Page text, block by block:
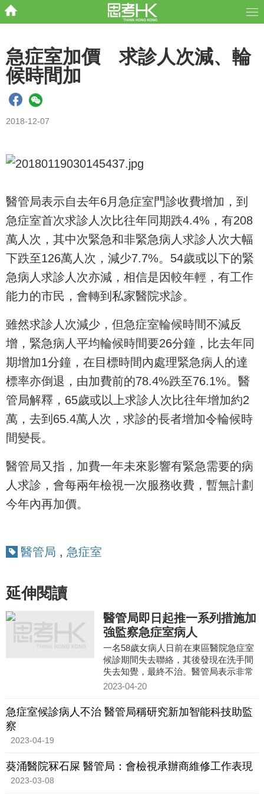
急症室加價 求診人次減、輪
候時間加
2018-12-07
醫管局表示自去年6月急症室門診收費增加，到
急症室首次求診人次比往年同期跌4.4%，有208
萬人次，其中次緊急和非緊急病人求診人次大幅
下跌至126萬人次，減少7.7%。54歲或以下的緊
急病人求診人次亦減，相信是因較年輕，有工作
能力的市民，會轉到私家醫院求診。
雖然求診人次減少，但急症室輪候時間不減反
增，緊急病人平均輪候時間要26分鐘，比去年同
期增加1分鐘，在目標時間內處理緊急病人的達
標率亦倒退，由加費前的78.4%跌至76.1%。醫
管局解釋，65歲或以上求診人次比往年增加約2
萬，去到65.4萬人次，求診的長者增加令輪候時
間變長。
醫管局又指，加費一年未來影響有緊急需要的病
人求診，會每兩年檢視一次服務收費，暫無計劃
今年內再加價。
醫管局 , 急症室
延伸閱讀
醫管局即日起推一系列措施加
強監察急症室病人
一名58歲女病人日前在東區醫院急症室
候診期間失去聯絡，其後發現在洗手間
失去知覺，最終不治。醫管局表示非常
重視病人安全，即日起採取一系列措
2023-04-20
急症室候診病人不治 醫管局稱研究新加智能科技助監
察
2023-04-19
葵涌醫院冧石屎 醫管局：會檢視承辦商維修工作表現
2023-03-08